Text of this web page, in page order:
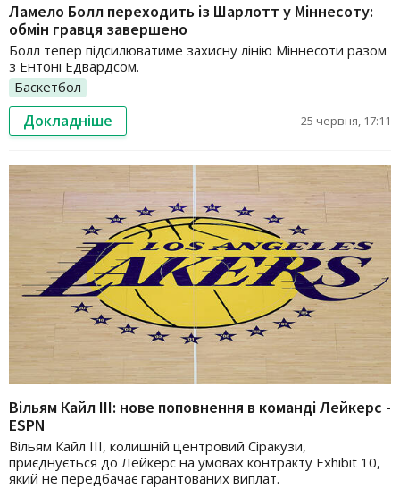
Ламело Болл переходить із Шарлотт у Міннесоту:
обмін гравця завершено
Болл тепер підсилюватиме захисну лінію Міннесоти разом
з Ентоні Едвардсом.
Баскетбол
Докладніше 25 червня, 17:11
Вільям Кайл III: нове поповнення в команді Лейкерс -
ESPN
Вільям Кайл III, колишній центровий Сіракузи,
приєднується до Лейкерс на умовах контракту Exhibit 10,
який не передбачає гарантованих виплат.